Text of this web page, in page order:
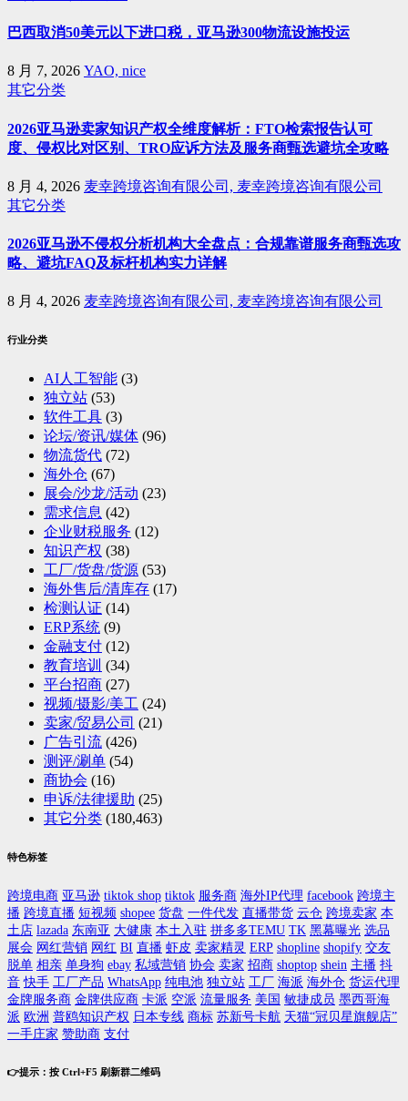
巴西取消50美元以下进口税，亚马逊300物流设施投运
8 月 7, 2026 YAO, nice
其它分类
2026亚马逊卖家知识产权全维度解析：FTO检索报告认可
度、侵权比对区别、TRO应诉方法及服务商甄选避坑全攻略
8 月 4, 2026 麦幸跨境咨询有限公司, 麦幸跨境咨询有限公司
其它分类
2026亚马逊不侵权分析机构大全盘点：合规靠谱服务商甄选攻
略、避坑FAQ及标杆机构实力详解
8 月 4, 2026 麦幸跨境咨询有限公司, 麦幸跨境咨询有限公司
行业分类
AI人工智能 (3)
独立站 (53)
软件工具 (3)
论坛/资讯/媒体 (96)
物流货代 (72)
海外仓 (67)
展会/沙龙/活动 (23)
需求信息 (42)
企业财税服务 (12)
知识产权 (38)
工厂/货盘/货源 (53)
海外售后/清库存 (17)
检测认证 (14)
ERP系统 (9)
金融支付 (12)
教育培训 (34)
平台招商 (27)
视频/摄影/美工 (24)
卖家/贸易公司 (21)
广告引流 (426)
测评/涮单 (54)
商协会 (16)
申诉/法律援助 (25)
其它分类 (180,463)
特色标签
跨境电商 亚马逊 tiktok shop tiktok 服务商 海外IP代理 facebook 跨境主
播 跨境直播 短视频 shopee 货盘 一件代发 直播带货 云仓 跨境卖家 本
土店 lazada 东南亚 大健康 本土入驻 拼多多TEMU TK 黑幕曝光 选品
展会 网红营销 网红 BI 直播 虾皮 卖家精灵 ERP shopline shopify 交友
脱单 相亲 单身狗 ebay 私域营销 协会 卖家 招商 shoptop shein 主播 抖
音 快手 工厂产品 WhatsApp 纯电池 独立站 工厂 海派 海外仓 货运代理
金牌服务商 金牌供应商 卡派 空派 流量服务 美国 敏捷成员 墨西哥海
派 欧洲 普鸥知识产权 日本专线 商标 苏新号卡航 天猫“冠贝星旗舰店”
一手庄家 赞助商 支付
👉提示：按 Ctrl+F5 刷新群二维码